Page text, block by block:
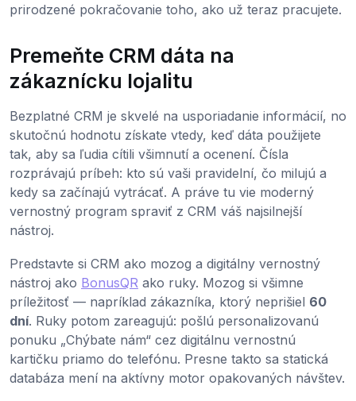
prirodzené pokračovanie toho, ako už teraz pracujete.
Premeňte CRM dáta na
zákaznícku lojalitu
Bezplatné CRM je skvelé na usporiadanie informácií, no
skutočnú hodnotu získate vtedy, keď dáta použijete
tak, aby sa ľudia cítili všimnutí a ocenení. Čísla
rozprávajú príbeh: kto sú vaši pravidelní, čo milujú a
kedy sa začínajú vytrácať. A práve tu vie moderný
vernostný program spraviť z CRM váš najsilnejší
nástroj.
Predstavte si CRM ako mozog a digitálny vernostný
nástroj ako BonusQR ako ruky. Mozog si všimne
príležitosť — napríklad zákazníka, ktorý neprišiel 60
dní. Ruky potom zareagujú: pošlú personalizovanú
ponuku „Chýbate nám“ cez digitálnu vernostnú
kartičku priamo do telefónu. Presne takto sa statická
databáza mení na aktívny motor opakovaných návštev.